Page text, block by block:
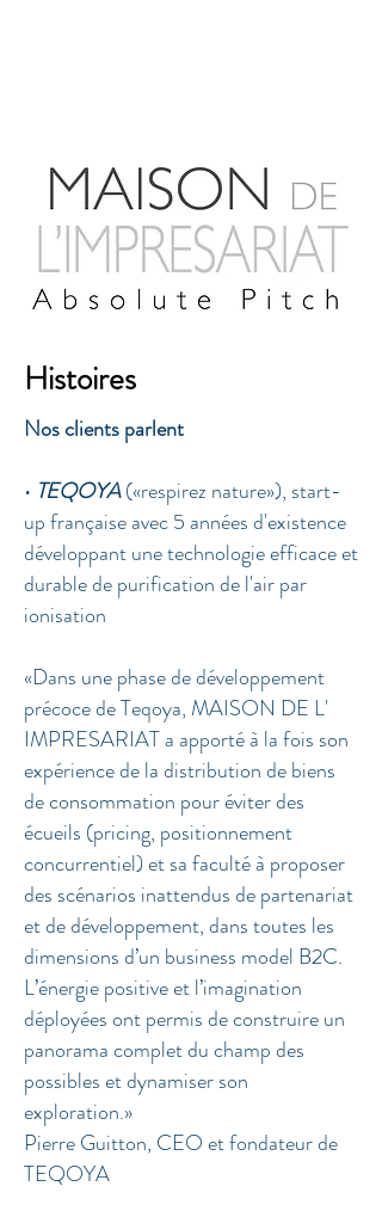
Histoires
Nos clients parlent
• TEQOYA(«respirez nature»), start-
up française avec 5 années d'existence
développant une technologie efficace et
durable de purification de l'air par
ionisation
«Dans une phase de développement
précoce de Teqoya, MAISON DE L'
IMPRESARIAT a apporté à la fois son
expérience de la distribution de biens
de consommation pour éviter des
écueils (pricing, positionnement
concurrentiel) et sa faculté à proposer
des scénarios inattendus de partenariat
et de développement, dans toutes les
dimensions d’un business model B2C.
L’énergie positive et l’imagination
déployées ont permis de construire un
panorama complet du champ des
possibles et dynamiser son
exploration.»
Pierre Guitton, CEO et fondateur de
TEQOYA